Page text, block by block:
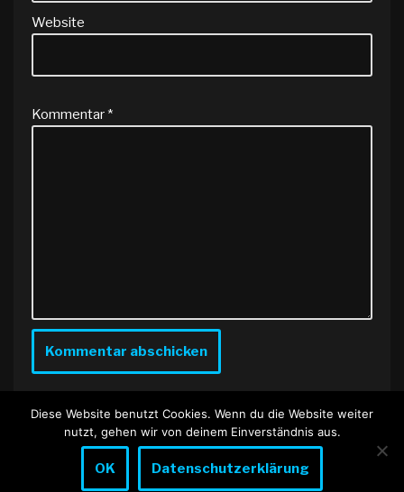
Website
Kommentar *
Diese Website benutzt Cookies. Wenn du die Website weiter
nutzt, gehen wir von deinem Einverständnis aus.
OK Datenschutzerklärung